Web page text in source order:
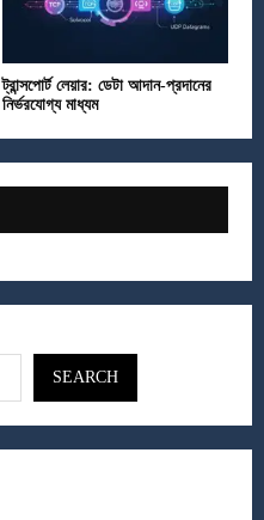
ট্রান্সপোর্ট লেয়ার: ডেটা আদান-প্রদানের
নির্ভরযোগ্য মাধ্যম
SEARCH